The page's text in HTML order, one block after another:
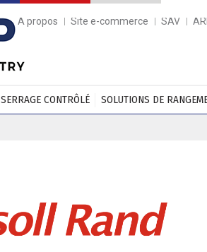
A propos
Site e-commerce SAV
SERRAGE CONTRÔLÉ SOLUTIONS DE